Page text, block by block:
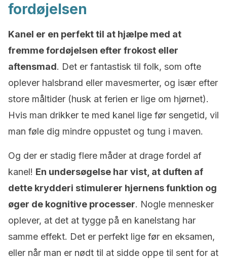
fordøjelsen
Kanel er en perfekt til at hjælpe med at
fremme fordøjelsen efter frokost eller
aftensmad. Det er fantastisk til folk, som ofte
oplever halsbrand eller mavesmerter, og især efter
store måltider (husk at ferien er lige om hjørnet).
Hvis man drikker te med kanel lige før sengetid, vil
man føle dig mindre oppustet og tung i maven.
Og der er stadig flere måder at drage fordel af
kanel! En undersøgelse har vist, at duften af ​​
dette krydderi stimulerer hjernens funktion og
øger de kognitive processer. Nogle mennesker
oplever, at det at tygge på en kanelstang har
samme effekt. Det er perfekt lige før en eksamen,
eller når man er nødt til at sidde oppe til sent for at